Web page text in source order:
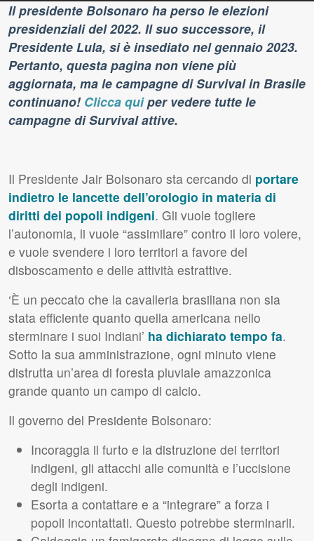
Il presidente Bolsonaro ha perso le elezioni
presidenziali del 2022. Il suo successore, il
Presidente Lula, si è insediato nel gennaio 2023.
Pertanto, questa pagina non viene più
aggiornata, ma le campagne di Survival in Brasile
continuano! Clicca qui per vedere tutte le
campagne di Survival attive.
Il Presidente Jair Bolsonaro sta cercando di portare
indietro le lancette dell’orologio in materia di
diritti dei popoli indigeni. Gli vuole togliere
l’autonomia, li vuole “assimilare” contro il loro volere,
e vuole svendere i loro territori a favore del
disboscamento e delle attività estrattive.
‘È un peccato che la cavalleria brasiliana non sia
stata efficiente quanto quella americana nello
sterminare i suoi Indiani’ ha dichiarato tempo fa.
Sotto la sua amministrazione, ogni minuto viene
distrutta un’area di foresta pluviale amazzonica
grande quanto un campo di calcio.
Il governo del Presidente Bolsonaro:
Incoraggia il furto e la distruzione dei territori
indigeni, gli attacchi alle comunità e l’uccisione
degli indigeni.
Esorta a contattare e a “integrare” a forza i
popoli incontattati. Questo potrebbe sterminarli.